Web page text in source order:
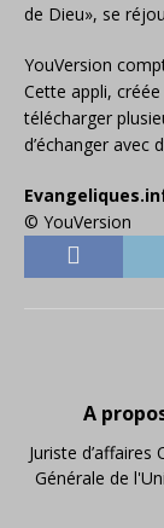
de Dieu», se
YouVersion
Cette appli,
télécharger
d’échanger avec
© YouVersion
A
Juriste
Générale de